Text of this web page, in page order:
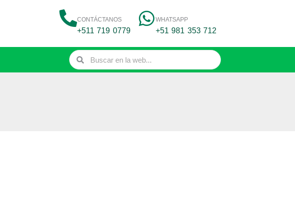
CONTÁCTANOS
+511 719 0779
WHATSAPP
+51 981 353 712
Search
Search